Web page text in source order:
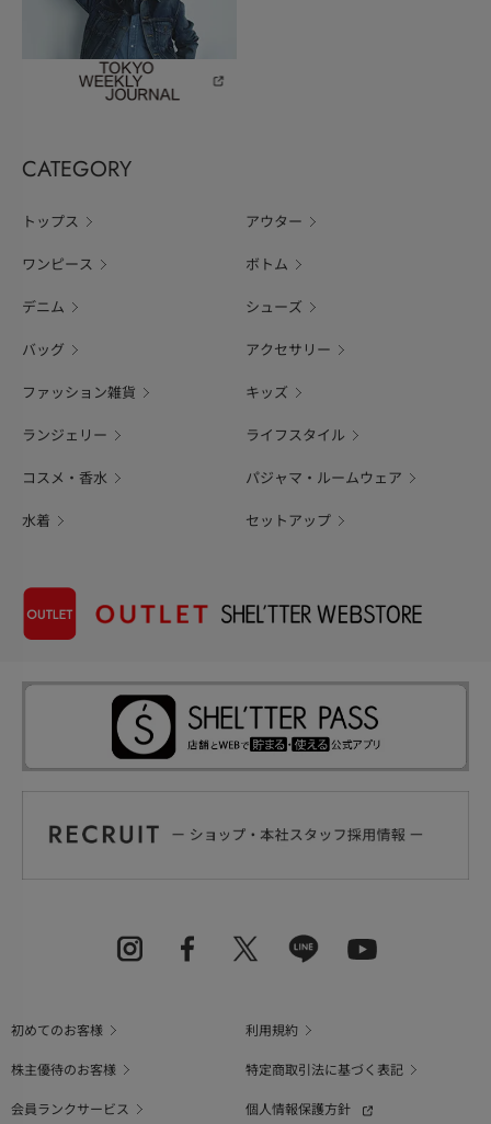
CATEGORY
トップス アウター
ワンピース ボトム
デニム シューズ
バッグ アクセサリー
ファッション雑貨 キッズ
ランジェリー ライフスタイル
コスメ・香水 パジャマ・ルームウェア
水着 セットアップ
初めてのお客様
利用規約
株主優待のお客様
特定商取引法に基づく表記
会員ランクサービス
個人情報保護方針